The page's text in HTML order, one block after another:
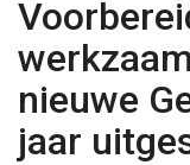
nieuwe
jaar